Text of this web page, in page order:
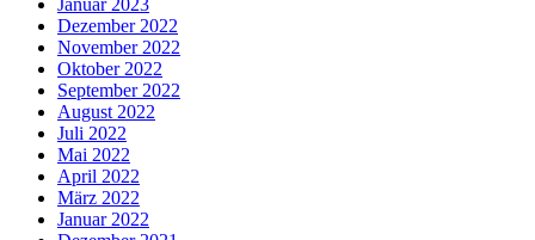
Dezember 2022
November 2022
Oktober 2022
September 2022
August 2022
Juli 2022
Mai 2022
April 2022
März 2022
Januar 2022